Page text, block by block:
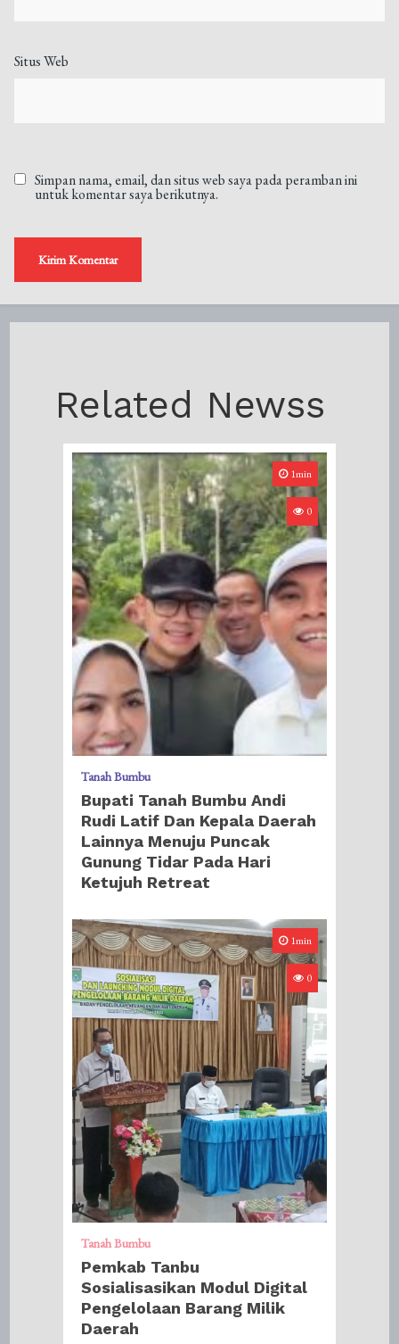
Situs Web
Simpan nama, email, dan situs web saya pada peramban ini
untuk komentar saya berikutnya.
Related Newss
1min
0
Tanah Bumbu
Bupati Tanah Bumbu Andi
Rudi Latif Dan Kepala Daerah
Lainnya Menuju Puncak
Gunung Tidar Pada Hari
Ketujuh Retreat
1min
0
Tanah Bumbu
Pemkab Tanbu
Sosialisasikan Modul Digital
Pengelolaan Barang Milik
Daerah